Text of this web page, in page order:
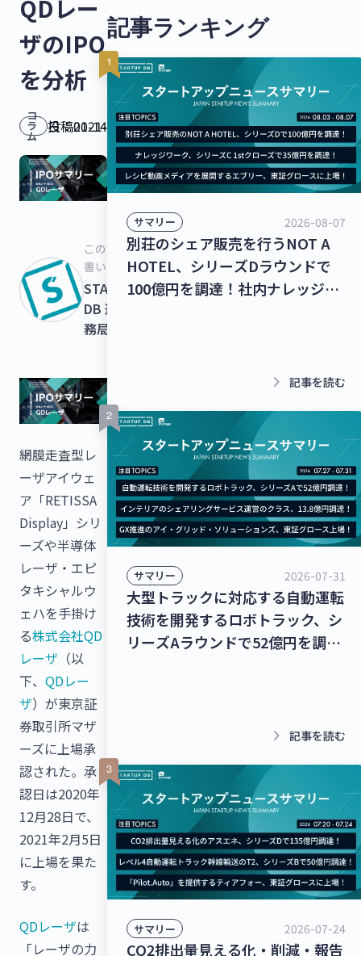
QDレー
ザのIPO
を分析
コ
ラ
ム
投稿日：2021-01-14
この記事を
書いた人
STARTUPS
DB 運営事
務局
網膜走査型レ
ーザアイウェ
ア「RETISSA
Display」シリ
ーズや半導体
レーザ・エピ
タキシャルウ
ェハを手掛け
る株式会社QD
レーザ （以
下、 QDレー
ザ）が東京証
券取引所マザ
ーズに上場承
認された。承
認日は2020年
12月28日で、
2021年2月5日
に上場を果た
す。
QDレーザは
「レーザの力
記事ランキング
サマリー 2026-08-07
別荘のシェア販売を行うNOT A
HOTEL、シリーズDラウンドで
100億円を調達！社内ナレッジの
keyboard_arrow_right 記事を読む
サマリー 2026-07-31
大型トラックに対応する自動運転
技術を開発するロボトラック、シ
リーズAラウンドで52億円を調
達！【最新スタートアップニュー
keyboard_arrow_right 記事を読む
サマリー 2026-07-24
CO2排出量見える化・削減・報告